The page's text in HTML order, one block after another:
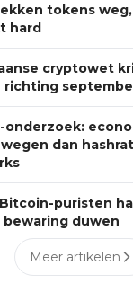
tokens
hard
cryptowet
richting
onderzoek:
dan
puristen
duwen
Meer artikelen